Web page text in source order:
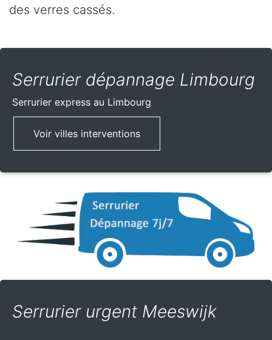
des verres cassés.
Serrurier dépannage Limbourg
Serrurier express au Limbourg
Voir villes interventions
Serrurier urgent Meeswijk